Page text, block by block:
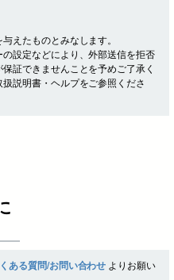
えたものとみなします。
設定などにより、外部送信を拒否
証できませんことを予めご了承く
説明書・ヘルプをご参照くださ
ある質問/お問い合わせ よりお願い